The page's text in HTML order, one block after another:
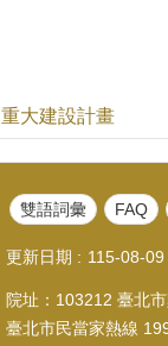
重大建設計畫
雙語詞彙 FAQ
更新日期 115-08-09
院址：103212 臺北
臺北市民當家熱線